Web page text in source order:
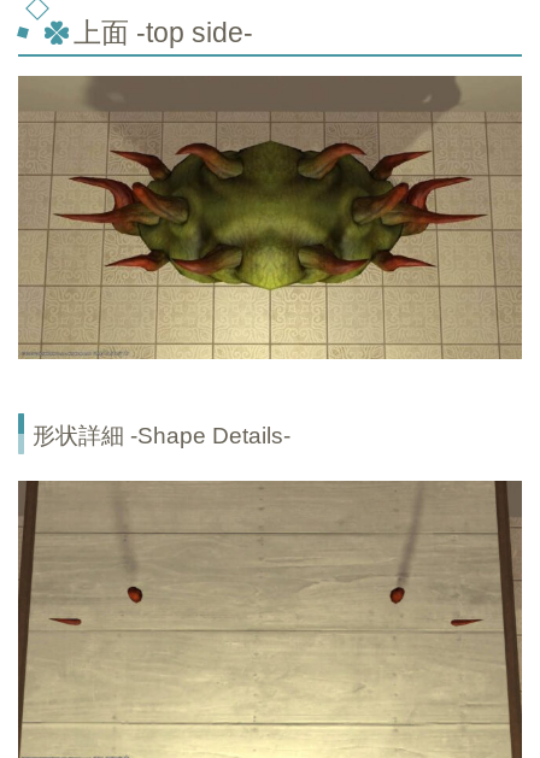
上面 -top side-
形状詳細 -Shape Details-